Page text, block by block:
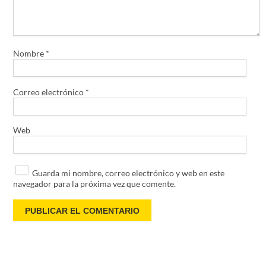
Nombre *
Correo electrónico *
Web
Guarda mi nombre, correo electrónico y web en este
navegador para la próxima vez que comente.